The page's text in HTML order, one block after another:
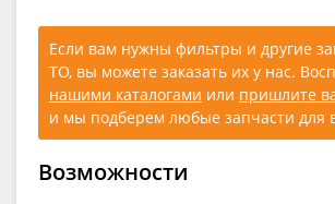
Если вам нужны фильтры и другие
ТО, вы можете заказать их у нас.
нашими каталогами или пришлите
и мы подберем любые запчасти для
Возможности